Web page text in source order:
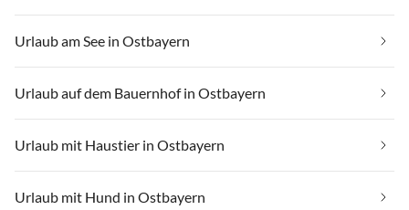
Urlaub am See in Ostbayern
Urlaub auf dem Bauernhof in Ostbayern
Urlaub mit Haustier in Ostbayern
Urlaub mit Hund in Ostbayern